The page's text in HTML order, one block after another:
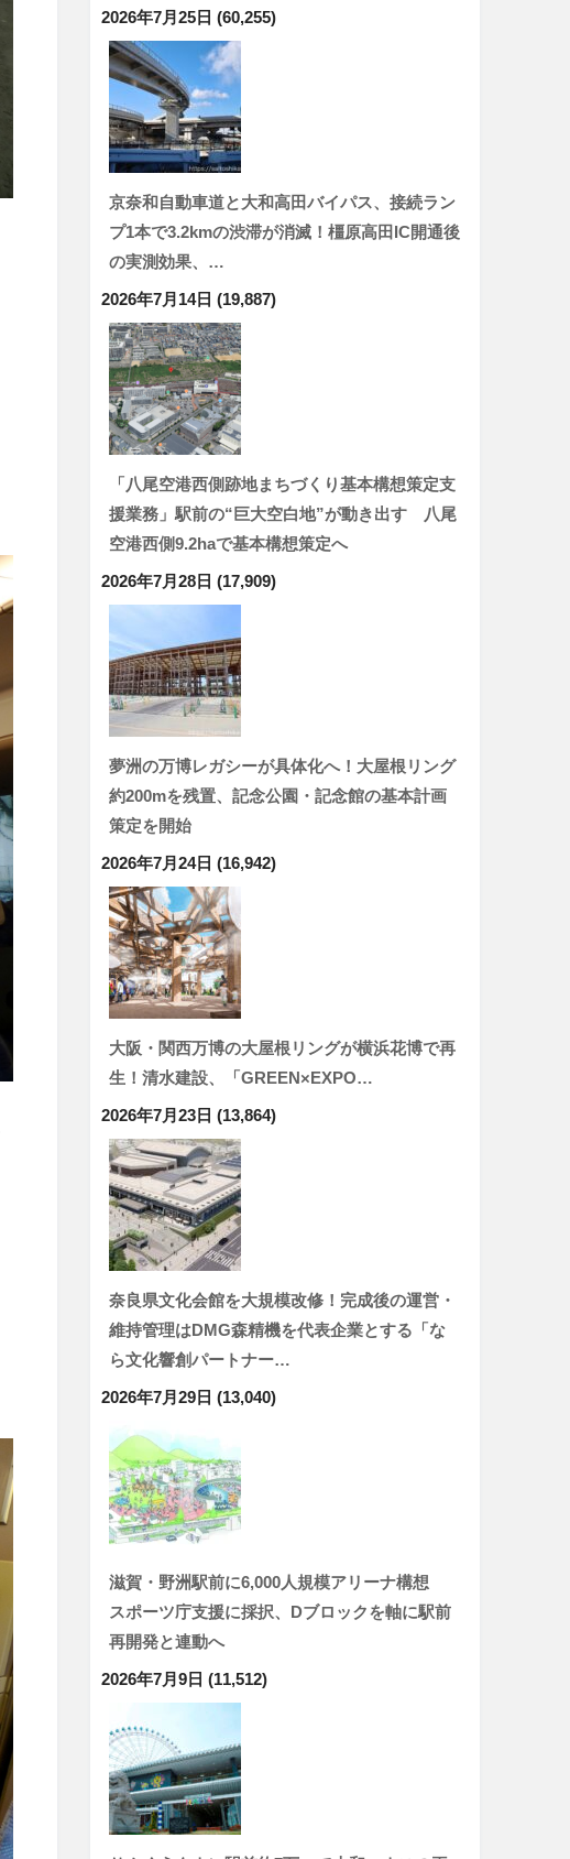
2026年7月25日 (60,255)
京奈和自動車道と大和高田バイパス、接続ラン
プ1本で3.2kmの渋滞が消滅！橿原高田IC開通後
の実測効果、…
2026年7月14日 (19,887)
「八尾空港西側跡地まちづくり基本構想策定支
援業務」駅前の“巨大空白地”が動き出す 八尾
空港西側9.2haで基本構想策定へ
2026年7月28日 (17,909)
夢洲の万博レガシーが具体化へ！大屋根リング
約200mを残置、記念公園・記念館の基本計画
策定を開始
2026年7月24日 (16,942)
大阪・関西万博の大屋根リングが横浜花博で再
生！清水建設、「GREEN×EXPO…
2026年7月23日 (13,864)
奈良県文化会館を大規模改修！完成後の運営・
維持管理はDMG森精機を代表企業とする「な
ら文化響創パートナー…
2026年7月29日 (13,040)
滋賀・野洲駅前に6,000人規模アリーナ構想
スポーツ庁支援に採択、Dブロックを軸に駅前
再開発と連動へ
2026年7月9日 (11,512)